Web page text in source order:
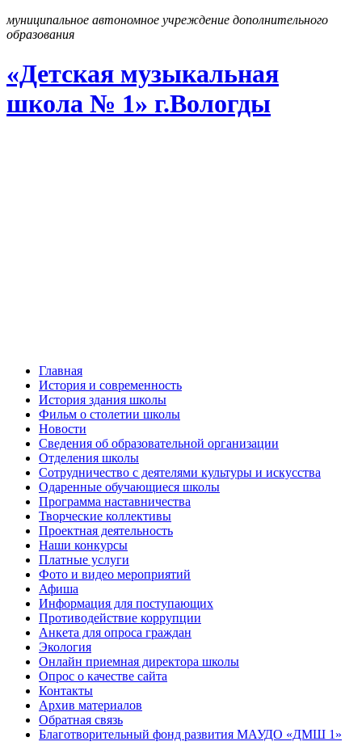
муниципальное автономное учреждение дополнительного
образования
«Детская музыкальная
школа № 1» г.Вологды
Главная
История и современность
История здания школы
Фильм о столетии школы
Новости
Сведения об образовательной организации
Отделения школы
Сотрудничество с деятелями культуры и искусства
Одаренные обучающиеся школы
Программа наставничества
Творческие коллективы
Проектная деятельность
Наши конкурсы
Платные услуги
Фото и видео мероприятий
Афиша
Информация для поступающих
Противодействие коррупции
Анкета для опроса граждан
Экология
Онлайн приемная директора школы
Опрос о качестве сайта
Контакты
Архив материалов
Обратная связь
Благотворительный фонд развития МАУДО «ДМШ 1»